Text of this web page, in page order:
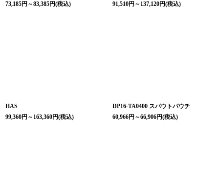
73,185円 ～83,385円(税込)
91,510円 ～137,120円(税込)
HAS
99,360円 ～163,360円(税込)
DP16-TA0400 スパウトパウチ
60,966円 ～66,906円(税込)